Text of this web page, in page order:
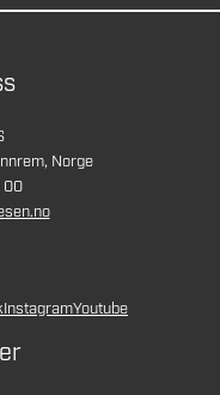
Norge
00
InstagramYoutube